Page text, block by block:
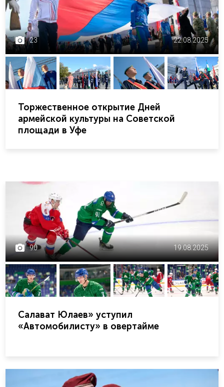
23 22.08.2025
Торжественное открытие Дней
армейской культуры на Советской
площади в Уфе
90 19.08.2025
Салават Юлаев» уступил
«Автомобилисту» в овертайме